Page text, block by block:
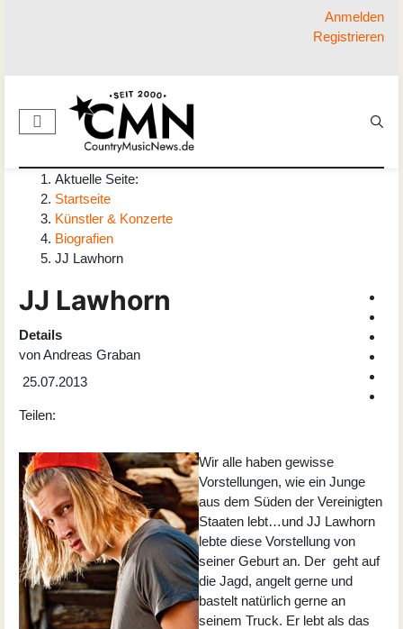
Anmelden
Registrieren
Aktuelle Seite:
Startseite
Künstler & Konzerte
Biografien
JJ Lawhorn
JJ Lawhorn
Details
vonAndreas Graban
25.07.2013
Teilen:
Wir alle haben gewisse
Vorstellungen, wie ein Junge
aus dem Süden der Vereinigten
Staaten lebt…und JJ Lawhorn
lebte diese Vorstellung von
seiner Geburt an. Der geht auf
die Jagd, angelt gerne und
bastelt natürlich gerne an
seinem Truck. Er lebt als das